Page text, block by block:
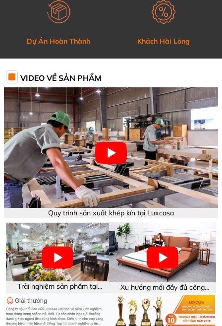
Dự Án Hoàn Thành Khách Hài Lòng
VIDEO VỀ SẢN PHẨM
Quy trình sản xuất khép kín tại Luxcasa
Trải nghiệm sản phẩm tại
showroom Luxcasa
Xu hướng mới đầy đủ công
năng trên sản phẩm